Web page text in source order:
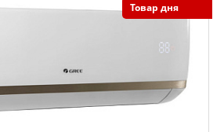
Товар дня